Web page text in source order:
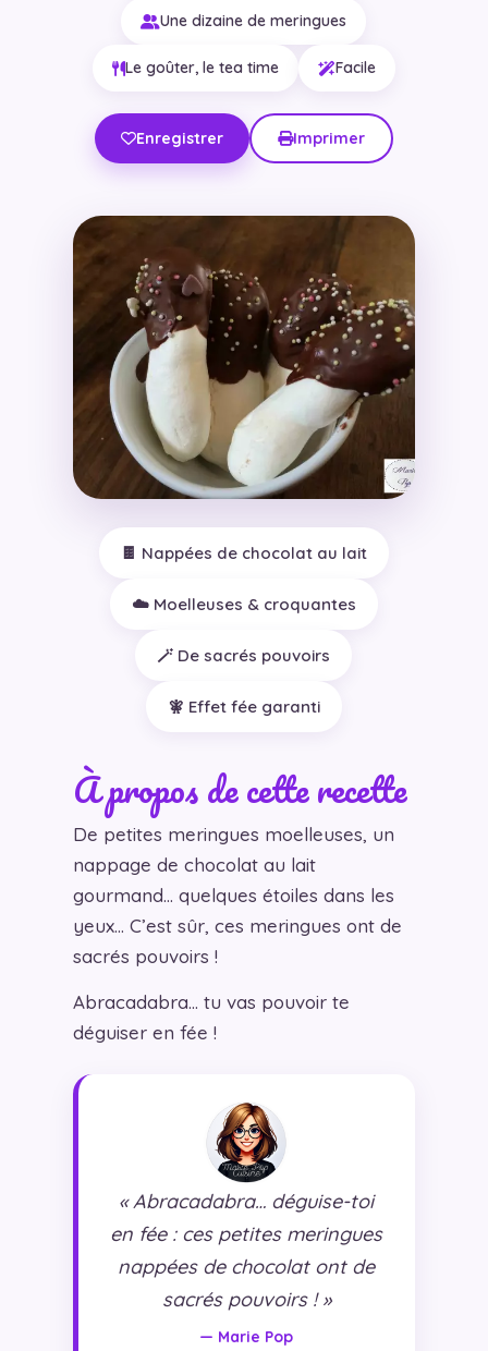
Une dizaine de meringues
Le goûter, le tea time Facile
Enregistrer Imprimer
🍫 Nappées de chocolat au lait
☁️ Moelleuses & croquantes
🪄 De sacrés pouvoirs
🧚 Effet fée garanti
À propos de cette recette
De petites meringues moelleuses, un
nappage de chocolat au lait
gourmand… quelques étoiles dans les
yeux… C’est sûr, ces meringues ont de
sacrés pouvoirs !
Abracadabra… tu vas pouvoir te
déguiser en fée !
« Abracadabra… déguise-toi
en fée : ces petites meringues
nappées de chocolat ont de
sacrés pouvoirs ! »
— Marie Pop